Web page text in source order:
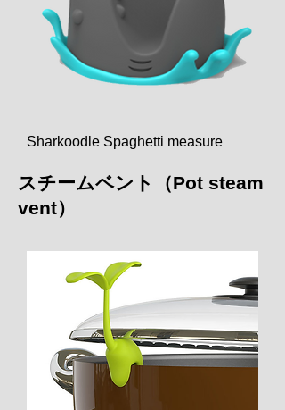
Sharkoodle Spaghetti measure
スチームベント（Pot steam
vent）